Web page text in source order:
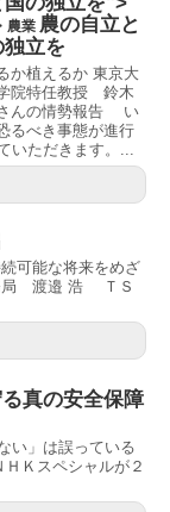
農業 農の自立と
独立を
か植えるか 東京大
院特任教授 鈴木
んの情勢報告 い
るべき事態が進行
いただきます。...
可能な将来をめざ
局 渡邉 浩 ＴＳ
真の安全保障
い」は誤っている
Ｋスペシャルが２